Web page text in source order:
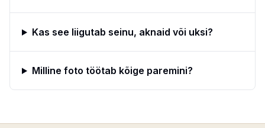
Kas see liigutab seinu, aknaid või uksi?
Milline foto töötab kõige paremini?